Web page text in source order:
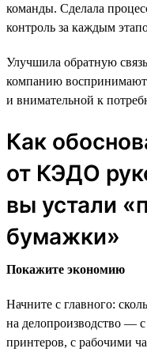
команды. Сделала
контроль за каждым
Улучшила обратную
компанию
и внимательной к
Как
от КЭДО
вы устали
бумажки»
Покажите экономию
Начните с главного:
на делопроизводство —
принтеров, с рабочими